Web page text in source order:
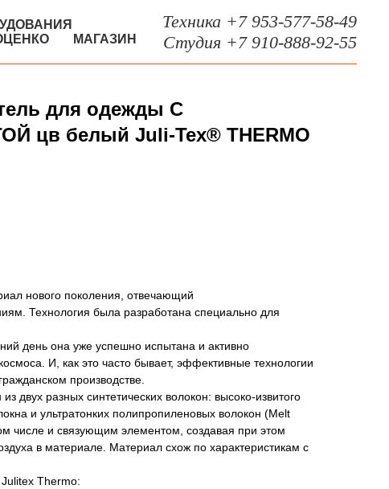
МАГАЗИН
Техника +7 953-577-58-49
Студия +7 910-888-92-55
для одежды С
цв белый Juli-Tex® THERMO
нового поколения, отвечающий
Технология была разработана специально для
день она уже успешно испытана и активно
И, как это часто бывает, эффективные технологии
производстве.
двух разных синтетических волокон: высоко-извитого
и ультратонких полипропиленовых волокон (Melt
числе и связующим элементом, создавая при этом
в материале. Материал схож по характеристикам с
Thermo: